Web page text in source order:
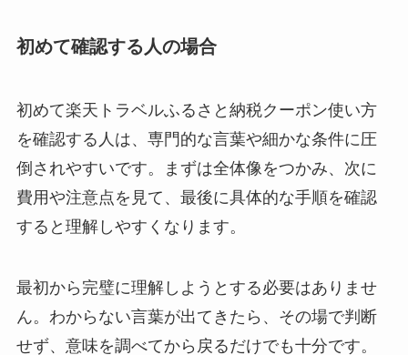
初めて確認する人の場合
初めて楽天トラベルふるさと納税クーポン使い方
を確認する人は、専門的な言葉や細かな条件に圧
倒されやすいです。まずは全体像をつかみ、次に
費用や注意点を見て、最後に具体的な手順を確認
すると理解しやすくなります。
最初から完璧に理解しようとする必要はありませ
ん。わからない言葉が出てきたら、その場で判断
せず、意味を調べてから戻るだけでも十分です。